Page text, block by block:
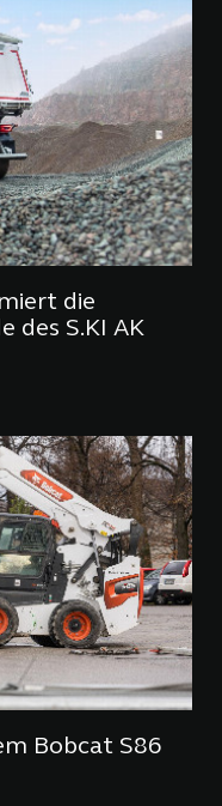
die
des S.KI AK
Bobcat S86